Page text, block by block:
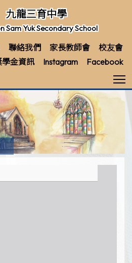
九龍三育中學
Sam Yuk Secondary School
聯絡我們 家長教師會
校友會
學金資訊
Instagram Facebook